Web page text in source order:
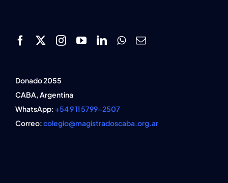
Donado 2055
CABA, Argentina
WhatsApp: +54 9 11 5799-2507
Correo:colegio@magistradoscaba.org.ar